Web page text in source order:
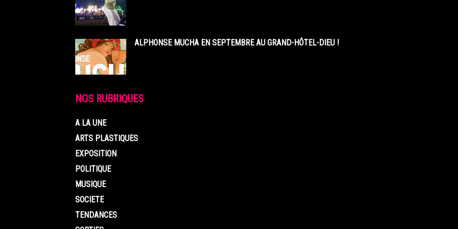
ALPHONSE MUCHA EN SEPTEMBRE AU GRAND-HÔTEL-DIEU !
NOS RUBRIQUES
A LA UNE
ARTS PLASTIQUES
EXPOSITION
POLITIQUE
MUSIQUE
SOCIETE
TENDANCES